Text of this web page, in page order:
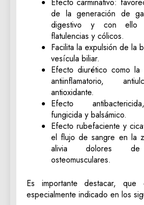
de la generación de
digestivo y con ello
flatulencias y cólicos.
Facilita la expulsión de la
vesícula biliar.
Efecto diurético como
antiinflamatorio,
antioxidante.
Efecto
fungicida y balsámico.
Efecto rubefaciente y
el flujo de sangre en la
alivia dolores de
osteomusculares.
Es importante destacar,
especialmente indicado en los